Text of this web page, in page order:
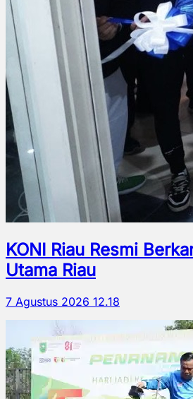
KONI Riau Resmi
Utama Riau
7 Agustus 2026 12.18